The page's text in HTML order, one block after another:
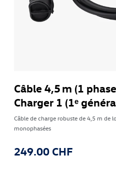
Câble 4,5 m (1
Charger 1 (1ᵉ
Câble de charge robuste de 4,5 m de
monophasées
249.00 CHF